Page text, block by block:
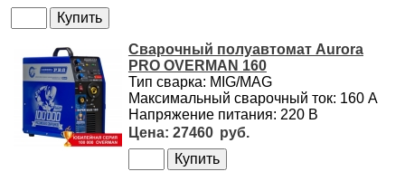
Сварочный полуавтомат Aurora
PRO OVERMAN 160
Тип сварка: MIG/MAG
Максимальный сварочный ток: 160 А
Напряжение питания: 220 В
27460